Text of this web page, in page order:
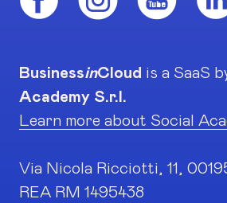
BusinessinCloud is a SaaS
Academy S.r.l.
Learn more about Social
Via Nicola Ricciotti, 11,
REA RM 1495438